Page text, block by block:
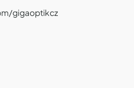
gigaoptikcz